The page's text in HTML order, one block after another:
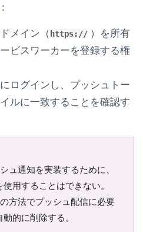
メイン（ https:// ）を所有
ビスワーカーを登録する権
ログインし、プッシュトー
ルに一致することを確認す
ュ通知を実装するために、
用することはできない。
方法でプッシュ配信に必要
的に削除する。